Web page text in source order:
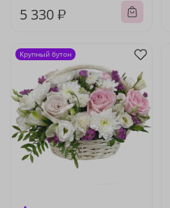
5 330 ₽
Крупный бутон